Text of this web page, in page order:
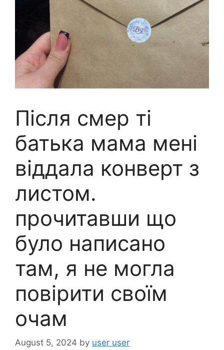
Після смер ті
батька мама мені
віддала конверт з
листом.
прочитавши що
було написано
там, я не могла
повірити своїм
очам
August 5, 2024 by user user